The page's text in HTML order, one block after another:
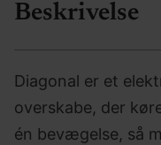
Beskrivelse
Diagonal er et
overskabe, der
én bevægelse, så